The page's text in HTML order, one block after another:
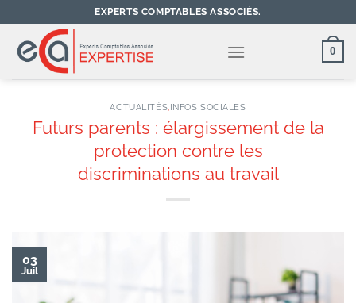
au
contenu
EXPERTS COMPTABLES ASSOCIÉS.
0
ACTUALITÉS,INFOS SOCIALES
Futurs parents : élargissement de la
protection contre les
discriminations au travail
03
Juil